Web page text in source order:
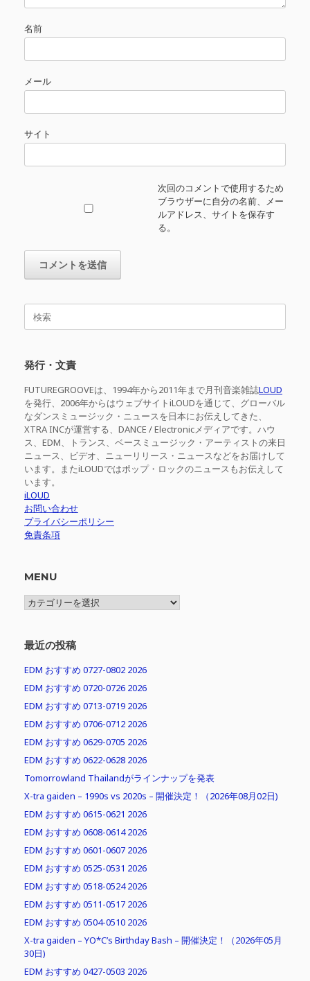
名前
メール
サイト
次回のコメントで使用するため
ブラウザーに自分の名前、メー
ルアドレス、サイトを保存す
る。
検
発行・文責
FUTUREGROOVEは、1994年から2011年まで月刊音楽雑誌LOUD
を発行、2006年からはウェブサイトiLOUDを通じて、グローバル
なダンスミュージック・ニュースを日本にお伝えしてきた、
XTRA INCが運営する、DANCE / Electronicメディアです。ハウ
ス、EDM、トランス、ベースミュージック・アーティストの来日
ニュース、ビデオ、ニューリリース・ニュースなどをお届けして
います。またiLOUDではポップ・ロックのニュースもお伝えして
います。
iLOUD
お問い合わせ
プライバシーポリシー
免責条項
MENU
MENU
最近の投稿
EDM おすすめ 0727-0802 2026
EDM おすすめ 0720-0726 2026
EDM おすすめ 0713-0719 2026
EDM おすすめ 0706-0712 2026
EDM おすすめ 0629-0705 2026
EDM おすすめ 0622-0628 2026
Tomorrowland Thailandがラインナップを発表
X-tra gaiden – 1990s vs 2020s – 開催決定！（2026年08月02日)
EDM おすすめ 0615-0621 2026
EDM おすすめ 0608-0614 2026
EDM おすすめ 0601-0607 2026
EDM おすすめ 0525-0531 2026
EDM おすすめ 0518-0524 2026
EDM おすすめ 0511-0517 2026
EDM おすすめ 0504-0510 2026
X-tra gaiden – YO*C’s Birthday Bash – 開催決定！（2026年05月
30日)
EDM おすすめ 0427-0503 2026